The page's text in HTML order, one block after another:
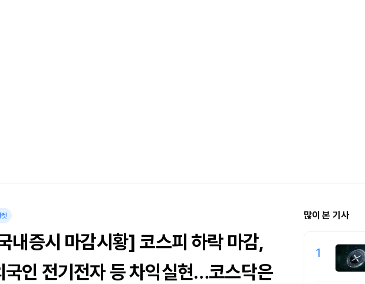
내증시 마감시황] 코스피 하락 마감,
국인 전기전자 등 차익실현…코스닥은
많이 본 기사
1